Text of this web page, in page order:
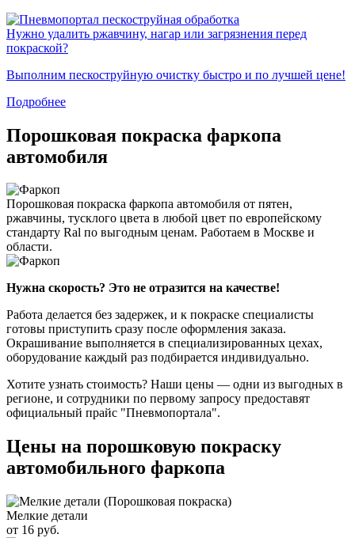
Нужно удалить ржавчину, нагар или загрязнения перед
покраской?
Выполним пескоструйную очистку быстро и по лучшей цене!
Подробнее
Порошковая покраска фаркопа
автомобиля
Порошковая покраска фаркопа автомобиля от пятен,
ржавчины, тусклого цвета в любой цвет по европейскому
стандарту Ral по выгодным ценам. Работаем в Москве и
области.
Нужна скорость? Это не отразится на качестве!
Работа делается без задержек, и к покраске специалисты
готовы приступить сразу после оформления заказа.
Окрашивание выполняется в специализированных цехах,
оборудование каждый раз подбирается индивидуально.
Хотите узнать стоимость? Наши цены — одни из выгодных в
регионе, и сотрудники по первому запросу предоставят
официальный прайс "Пневмопортала".
Цены на порошковую покраску
автомобильного фаркопа
Мелкие детали
от 16 руб.